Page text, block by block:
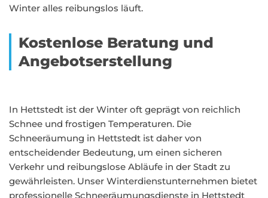
Winter alles reibungslos läuft.
Kostenlose Beratung und
Angebotserstellung
In Hettstedt ist der Winter oft geprägt von reichlich
Schnee und frostigen Temperaturen. Die
Schneeräumung in Hettstedt ist daher von
entscheidender Bedeutung, um einen sicheren
Verkehr und reibungslose Abläufe in der Stadt zu
gewährleisten. Unser Winterdienstunternehmen bietet
professionelle Schneeräumungsdienste in Hettstedt